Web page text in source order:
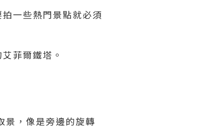
一些熱門景點就必須
菲爾鐵塔。
景，像是旁邊的旋轉